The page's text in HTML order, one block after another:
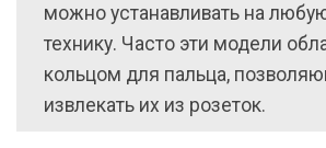
можно устанавливать на
технику. Часто эти модели
кольцом для пальца,
извлекать их из розеток.